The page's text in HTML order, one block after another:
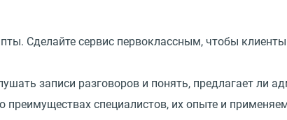
Сделайте сервис первоклассным, чтобы
записи разговоров и понять, предлагает ли
специалистов, их опыте и